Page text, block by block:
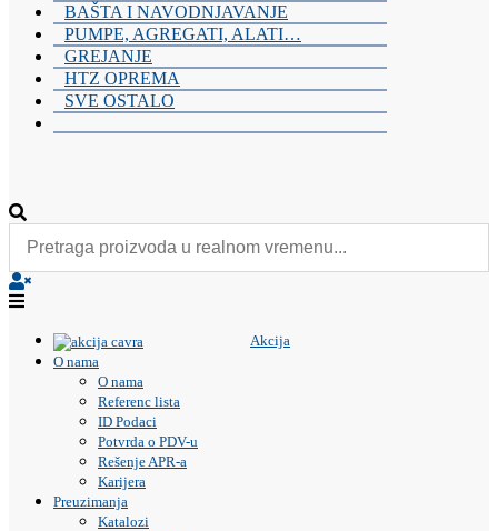
industriju.
BAŠTA I NAVODNJAVANJE
PUMPE, AGREGATI, ALATI…
GREJANJE
HTZ OPREMA
SVE OSTALO
Akcija
O nama
O nama
Referenc lista
ID Podaci
Potvrda o PDV-u
Rešenje APR-a
Karijera
Preuzimanja
Katalozi